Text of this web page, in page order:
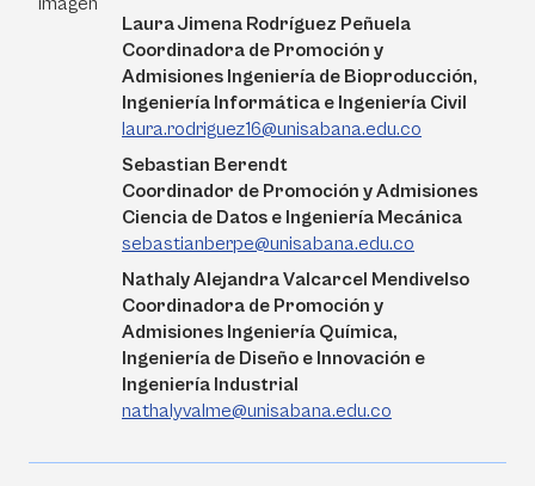
Laura Jimena Rodríguez Peñuela
Coordinadora de Promoción y
Admisiones Ingeniería de Bioproducción,
Ingeniería Informática e Ingeniería Civil
laura.rodriguez16@unisabana.edu.co
Sebastian Berendt
Coordinador de Promoción y Admisiones
Ciencia de Datos e Ingeniería Mecánica
sebastianberpe@unisabana.edu.co
Nathaly Alejandra Valcarcel Mendivelso
Coordinadora de Promoción y
Admisiones Ingeniería Química,
Ingeniería de Diseño e Innovación e
Ingeniería Industrial
nathalyvalme@unisabana.edu.co